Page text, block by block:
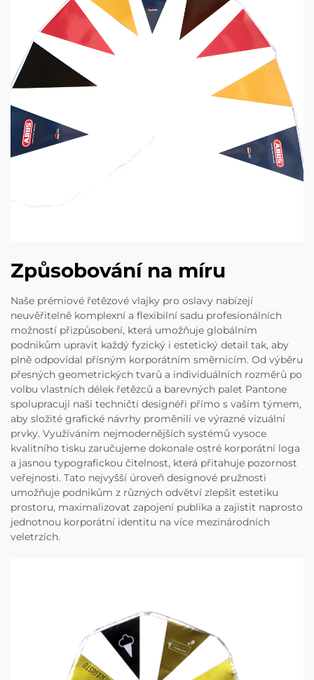
Způsobování na míru
Naše prémiové řetězové vlajky pro oslavy nabízejí
neuvěřitelně komplexní a flexibilní sadu profesionálních
možností přizpůsobení, která umožňuje globálním
podnikům upravit každý fyzický i estetický detail tak, aby
plně odpovídal přísným korporátním směrnicím. Od výběru
přesných geometrických tvarů a individuálních rozměrů po
volbu vlastních délek řetězců a barevných palet Pantone
spolupracují naši techničtí designéři přímo s vaším týmem,
aby složité grafické návrhy proměnili ve výrazné vizuální
prvky. Využíváním nejmodernějších systémů vysoce
kvalitního tisku zaručujeme dokonale ostré korporátní loga
a jasnou typografickou čitelnost, která přitahuje pozornost
veřejnosti. Tato nejvyšší úroveň designové pružnosti
umožňuje podnikům z různých odvětví zlepšit estetiku
prostoru, maximalizovat zapojení publika a zajistit naprosto
jednotnou korporátní identitu na více mezinárodních
veletrzích.